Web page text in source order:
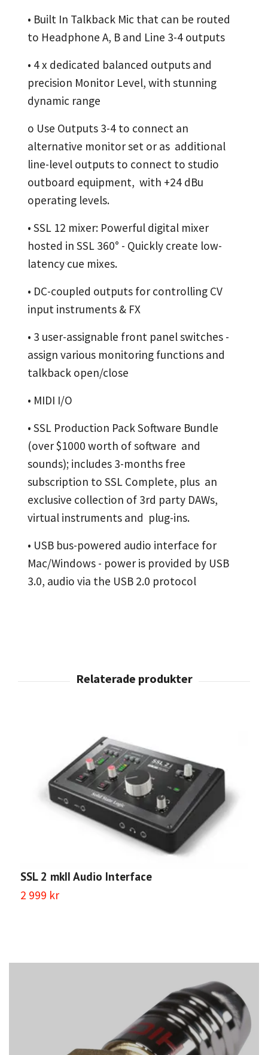
• Built In Talkback Mic that can be routed
to Headphone A, B and Line 3-4 outputs
• 4 x dedicated balanced outputs and
precision Monitor Level, with stunning
dynamic range
o Use Outputs 3-4 to connect an
alternative monitor set or as additional
line-level outputs to connect to studio
outboard equipment, with +24 dBu
operating levels.
• SSL 12 mixer: Powerful digital mixer
hosted in SSL 360° - Quickly create low-
latency cue mixes.
• DC-coupled outputs for controlling CV
input instruments & FX
• 3 user-assignable front panel switches -
assign various monitoring functions and
talkback open/close
• MIDI I/O
• SSL Production Pack Software Bundle
(over $1000 worth of software and
sounds); includes 3-months free
subscription to SSL Complete, plus an
exclusive collection of 3rd party DAWs,
virtual instruments and plug-ins.
• USB bus-powered audio interface for
Mac/Windows - power is provided by USB
3.0, audio via the USB 2.0 protocol
SSL 2 mkII Audio Interface
2 999 kr